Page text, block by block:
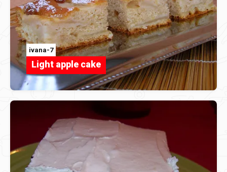
ivana-7
Light apple cake